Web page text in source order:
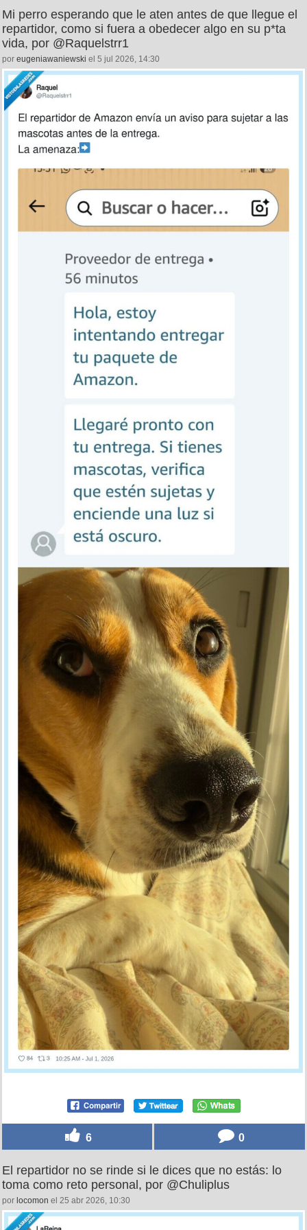
Mi perro esperando que le aten antes de que llegue el
repartidor, como si fuera a obedecer algo en su p*ta
vida, por @Raquelstrr1
por eugeniawaniewski el 5 jul 2026, 14:30
6 0
El repartidor no se rinde si le dices que no estás: lo
toma como reto personal, por @Chuliplus
por locomon el 25 abr 2026, 10:30